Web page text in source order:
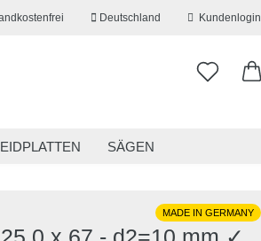
Deutschland Kundenlogin
SÄGEN
MADE IN GERMANY